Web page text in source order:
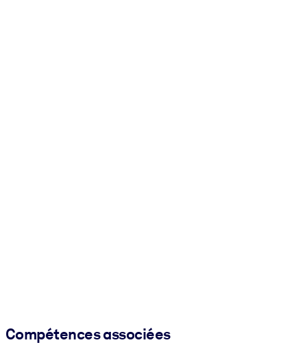
Compétences associées